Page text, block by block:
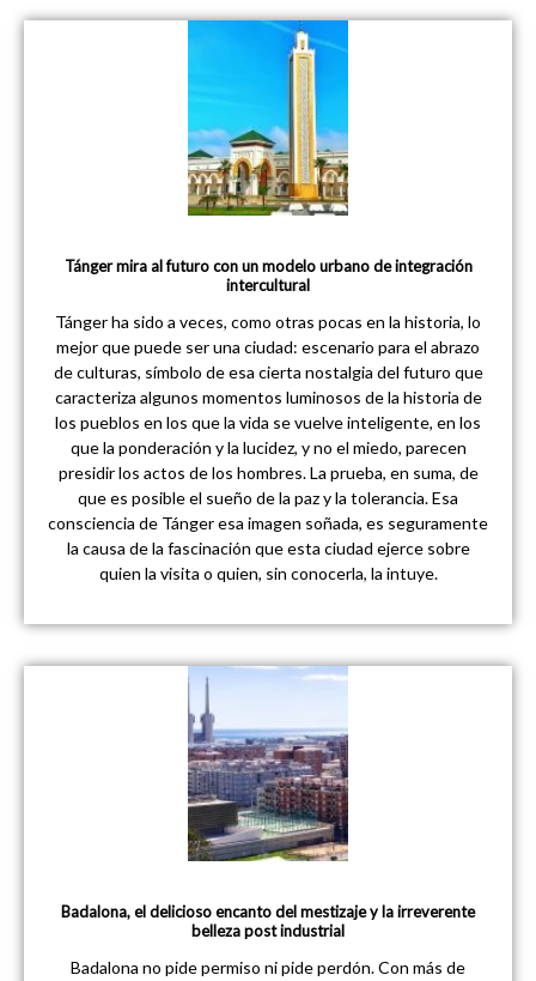
Tánger mira al futuro con un modelo urbano de integración
intercultural
Tánger ha sido a veces, como otras pocas en la historia, lo
mejor que puede ser una ciudad: escenario para el abrazo
de culturas, símbolo de esa cierta nostalgia del futuro que
caracteriza algunos momentos luminosos de la historia de
los pueblos en los que la vida se vuelve inteligente, en los
que la ponderación y la lucidez, y no el miedo, parecen
presidir los actos de los hombres. La prueba, en suma, de
que es posible el sueño de la paz y la tolerancia. Esa
consciencia de Tánger esa imagen soñada, es seguramente
la causa de la fascinación que esta ciudad ejerce sobre
quien la visita o quien, sin conocerla, la intuye.
Badalona, el delicioso encanto del mestizaje y la irreverente
belleza post industrial
Badalona no pide permiso ni pide perdón. Con más de